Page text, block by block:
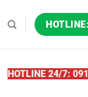
HOTLINE 24/7: